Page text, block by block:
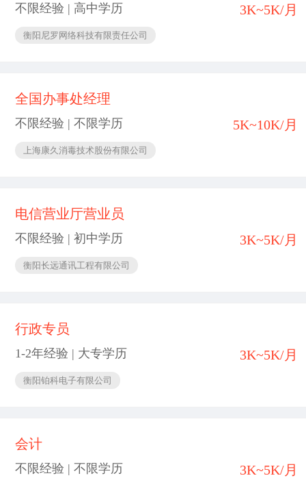
不限经验 | 高中学历
衡阳尼罗网络科技有限责任公司
3K~5K/月
全国办事处经理
不限经验 | 不限学历
上海康久消毒技术股份有限公司
5K~10K/月
电信营业厅营业员
不限经验 | 初中学历
衡阳长远通讯工程有限公司
3K~5K/月
行政专员
1-2年经验 | 大专学历
衡阳铂科电子有限公司
3K~5K/月
会计
不限经验 | 不限学历 3K~5K/月